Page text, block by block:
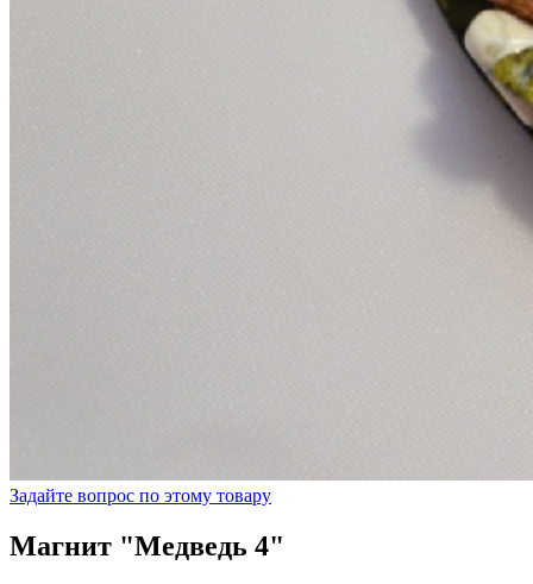
Задайте вопрос по этому товару
Магнит "Медведь 4"